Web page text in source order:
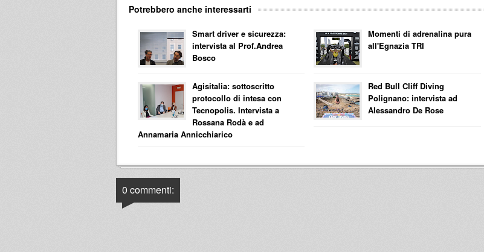
Potrebbero anche interessarti
Smart driver e sicurezza:
intervista al Prof.Andrea
Bosco
Momenti di adrenalina pura
all'Egnazia TRI
Agisitalia: sottoscritto
protocollo di intesa con
Tecnopolis. Intervista a
Rossana Rodà e ad
Annamaria Annicchiarico
Red Bull Cliff Diving
Polignano: intervista ad
Alessandro De Rose
0 commenti: